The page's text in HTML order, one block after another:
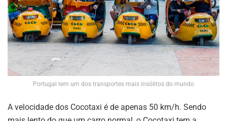
Portugal tem um dos transportes mais insólitos do mundo
A velocidade dos Cocotaxi é de apenas 50 km/h. Sendo